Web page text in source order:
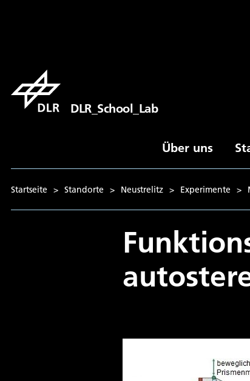
DLR_School_Lab
Über uns
Startseite > Standorte > Neustrelitz > Experimente >